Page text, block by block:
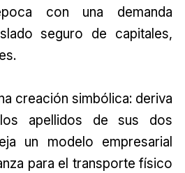
con una demanda
seguro de capitales,
creación simbólica: deriva
apellidos de sus dos
un modelo empresarial
para el transporte físico